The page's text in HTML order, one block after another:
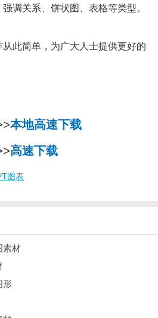
调关系、饼状图、表格等类型。
此简单，为广大人士提供更好的
本地高速下载
高速下载
图表
素材
形